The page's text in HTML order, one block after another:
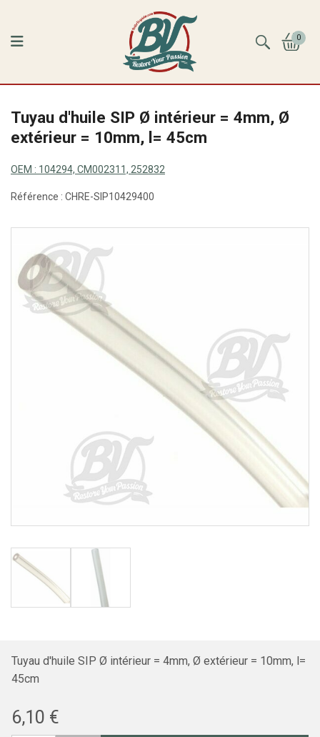
0
Tuyau d'huile SIP Ø intérieur = 4mm, Ø
extérieur = 10mm, l= 45cm
OEM : 104294, CM002311, 252832
Référence : CHRE-SIP10429400
Tuyau d'huile SIP Ø intérieur = 4mm, Ø extérieur = 10mm, l=
45cm
6,10 €